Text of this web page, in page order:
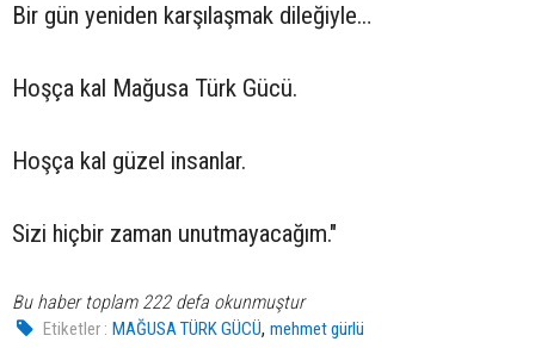
Bir gün yeniden karşılaşmak dileğiyle…
Hoşça kal Mağusa Türk Gücü.
Hoşça kal güzel insanlar.
Sizi hiçbir zaman unutmayacağım."
Bu haber toplam 222 defa okunmuştur
Etiketler : MAĞUSA TÜRK GÜCÜ,mehmet gürlü